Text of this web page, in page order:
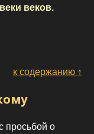
веков.
к содержанию ↑
просьбой о